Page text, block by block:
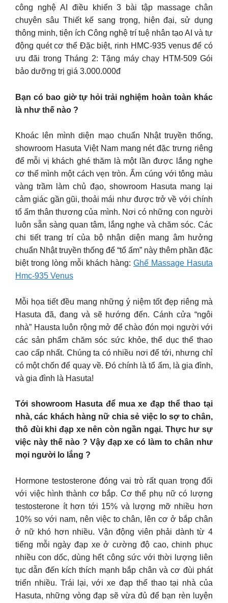
công nghệ AI điều khiển 3 bài tập massage chân
chuyên sâu Thiết kế sang trọng, hiện đại, sử dụng
thông minh, tiện ích Công nghệ trí tuệ nhân tạo AI và tự
động quét cơ thể Đặc biệt, rinh HMC-935 venus để có
ưu đãi trong Tháng 2: Tặng máy chạy HTM-509 Gói
bảo dưỡng trị giá 3.000.000đ
Bạn có bao giờ tự hỏi trải nghiệm hoàn toàn khác
là như thế nào ?
Khoác lên mình diện mạo chuẩn Nhật truyền thống,
showroom Hasuta Việt Nam mang nét đặc trưng riêng
để mỗi vị khách ghé thăm là một lần được lắng nghe
cơ thể mình một cách vẹn tròn. Ấm cúng với tông màu
vàng trầm làm chủ đạo, showroom Hasuta mang lại
cảm giác gần gũi, thoải mái như được trở về với chính
tổ ấm thân thương của mình. Nơi có những con người
luôn sẵn sàng quan tâm, lắng nghe và chăm sóc. Các
chi tiết trang trí của bộ nhận diện mang âm hưởng
chuẩn Nhật truyền thống để “tổ ấm” này thêm phần đặc
biệt trong lòng mỗi khách hàng: Ghế Massage Hasuta
Hmc-935 Venus
Mỗi họa tiết đều mang những ý niệm tốt đẹp riêng mà
Hasuta đã, đang và sẽ hướng đến. Cánh cửa “ngôi
nhà” Hausta luôn rộng mở để chào đón mọi người với
các sản phẩm chăm sóc sức khỏe, thể dục thể thao
cao cấp nhất. Chúng ta có nhiều nơi để tới, nhưng chỉ
có một chốn để quay về. Đó chính là tổ ấm, là gia đình,
và gia đình là Hasuta!
Tới showroom Hasuta để mua xe đạp thể thao tại
nhà, các khách hàng nữ chia sẻ việc lo sợ to chân,
thô đùi khi đạp xe nên còn ngần ngại. Thực hư sự
việc này thế nào ? Vậy đạp xe có làm to chân như
mọi người lo lắng ?
Hormone testosterone đóng vai trò rất quan trọng đối
với việc hình thành cơ bắp. Cơ thể phụ nữ có lượng
testosterone ít hơn tới 15% và lượng mỡ nhiều hơn
10% so với nam, nên việc to chân, lên cơ ở bắp chân
ở nữ khó hơn nhiều. Vận động viên phải dành từ 4
tiếng mỗi ngày đạp xe ở cường độ cao, chinh phục
nhiều con dốc, dùng hết công sức với thời lượng liên
tục dẫn đến kích thích mạnh bắp chân và cơ đùi phát
triển nhiều. Trái lại, với xe đạp thể thao tại nhà của
Hasuta, những vòng đạp sẽ vừa đủ để bạn rèn luyện